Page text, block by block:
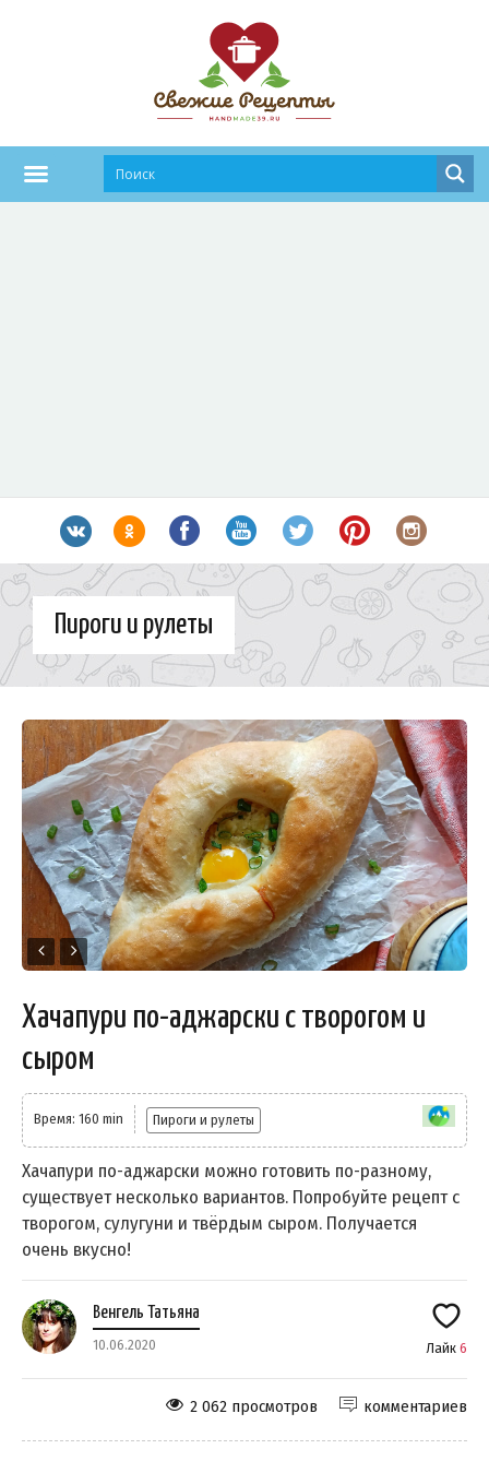
Пироги и рулеты
Хачапури по-аджарски с творогом и
сыром
Время: 160 min Пироги и рулеты
Хачапури по-аджарски можно готовить по-разному,
существует несколько вариантов. Попробуйте рецепт с
творогом, сулугуни и твёрдым сыром. Получается
очень вкусно!
Венгель Татьяна
10.06.2020 Лайк 6
комментариев
2 062 просмотров